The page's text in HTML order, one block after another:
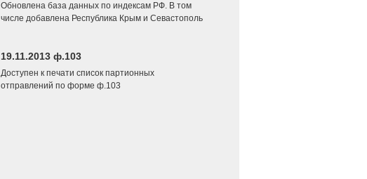
Обновлена база данных по индексам РФ. В том
числе добавлена Республика Крым и Севастополь
19.11.2013 ф.103
Доступен к печати список партионных
отправлений по форме ф.103